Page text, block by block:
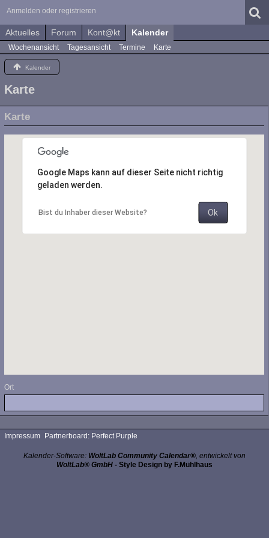
Anmelden oder registrieren
Aktuelles Forum Kont@kt Kalender
Wochenansicht Tagesansicht Termine Karte
Kalender
Karte
Karte
Google Maps kann auf dieser Seite nicht richtig
geladen werden.
Bist du Inhaber dieser Website? Ok
Ort
Impressum Partnerboard: Perfect Purple
Kalender-Software: WoltLab Community Calendar®, entwickelt von
WoltLab® GmbH